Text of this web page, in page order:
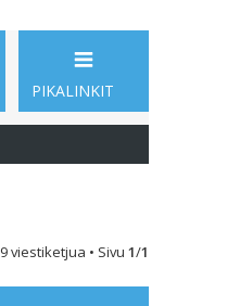
PIKALINKIT
9 viestiketjua • Sivu 1/1